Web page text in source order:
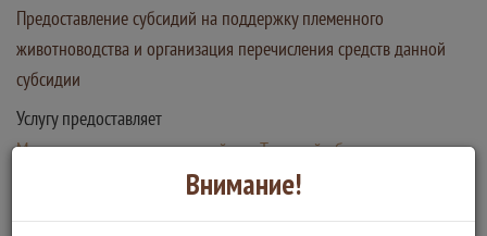
Предоставление субсидий на поддержку племенного
животноводства и организация перечисления средств данной
субсидии
Услугу предоставляет
Министерство сельского хозяйства Тверской области
организация перечисления средств субсидии на
Внимание!